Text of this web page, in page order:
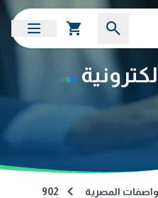
المصرية 902